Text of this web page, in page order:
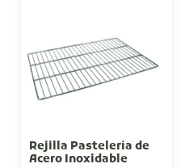
Rejilla Pastelería de
Acero Inoxidable